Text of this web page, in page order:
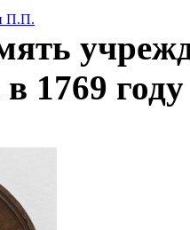
П.П.
1769 году